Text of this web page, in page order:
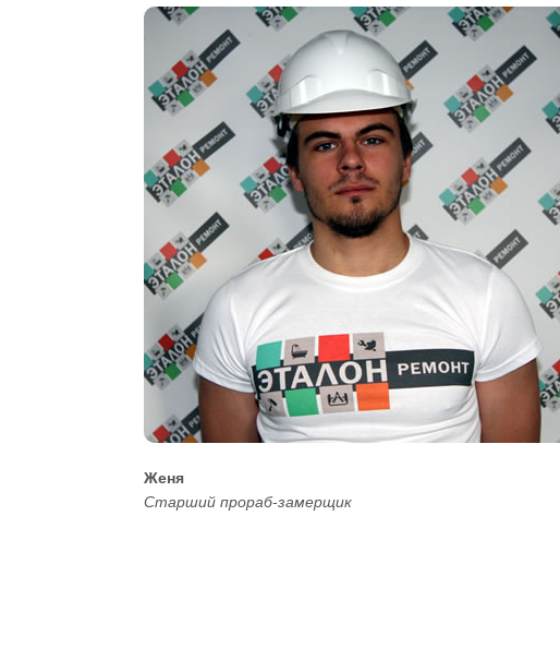
Женя
Старший прораб-замерщик